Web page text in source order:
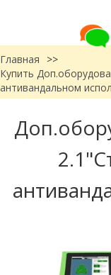
Главная
>>
Купить
антивандальном